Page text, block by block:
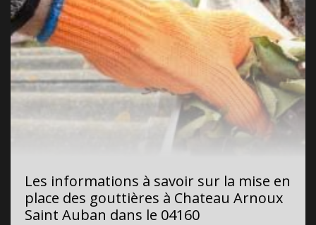
Les informations à savoir sur la mise en
place des gouttières à Chateau Arnoux
Saint Auban dans le 04160